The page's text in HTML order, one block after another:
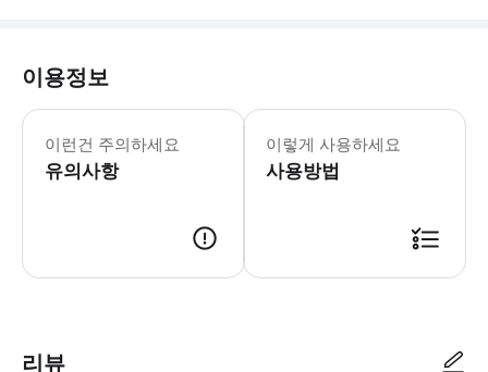
이용정보
이런건 주의하세요
유의사항
투어 시작 10분 전에 두카 셀러에 도
이렇게 사용하세요
사용방법
리뷰